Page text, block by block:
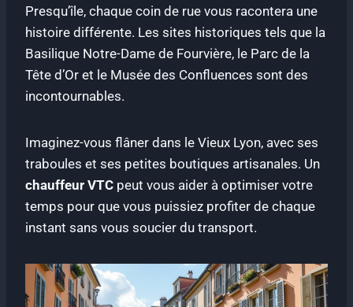
Presqu’île, chaque coin de rue vous racontera une
histoire différente. Les sites historiques tels que la
Basilique Notre-Dame de Fourvière, le Parc de la
Tête d’Or et le Musée des Confluences sont des
incontournables.
Imaginez-vous flâner dans le Vieux Lyon, avec ses
traboules et ses petites boutiques artisanales. Un
chauffeur VTC peut vous aider à optimiser votre
temps pour que vous puissiez profiter de chaque
instant sans vous soucier du transport.